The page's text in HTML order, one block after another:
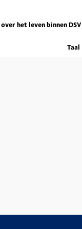
over het leven binnen DSV
Taal